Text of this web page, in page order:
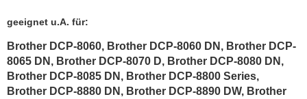
geeignet u.A. für:
Brother DCP-8060, Brother DCP-8060 DN, Brother DCP-
8065 DN, Brother DCP-8070 D, Brother DCP-8080 DN,
Brother DCP-8085 DN, Brother DCP-8800 Series,
Brother DCP-8880 DN, Brother DCP-8890 DW, Brother